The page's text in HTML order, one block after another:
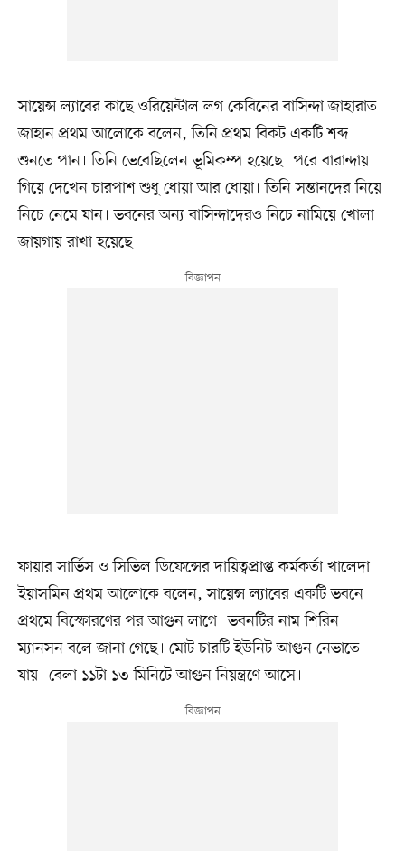
সায়েন্স ল্যাবের কাছে ওরিয়েন্টাল লগ কেবিনের বাসিন্দা জাহারাত
জাহান প্রথম আলোকে বলেন, তিনি প্রথম বিকট একটি শব্দ
শুনতে পান। তিনি ভেবেছিলেন ভূমিকম্প হয়েছে। পরে বারান্দায়
গিয়ে দেখেন চারপাশ শুধু ধোয়া আর ধোয়া। তিনি সন্তানদের নিয়ে
নিচে নেমে যান। ভবনের অন্য বাসিন্দাদেরও নিচে নামিয়ে খোলা
জায়গায় রাখা হয়েছে।
ফায়ার সার্ভিস ও সিভিল ডিফেন্সের দায়িত্বপ্রাপ্ত কর্মকর্তা খালেদা
ইয়াসমিন প্রথম আলোকে বলেন, সায়েন্স ল্যাবের একটি ভবনে
প্রথমে বিস্ফোরণের পর আগুন লাগে। ভবনটির নাম শিরিন
ম্যানসন বলে জানা গেছে। মোট চারটি ইউনিট আগুন নেভাতে
যায়। বেলা ১১টা ১৩ মিনিটে আগুন নিয়ন্ত্রণে আসে।